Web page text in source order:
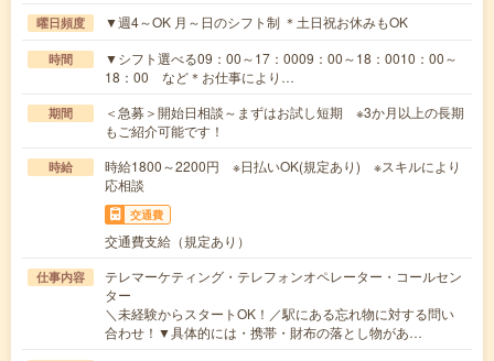
曜日頻度 ▼週4～OK 月～日のシフト制 ＊土日祝お休みもOK
時間
▼シフト選べる09：00～17：0009：00～18：0010：00～
18：00 など＊お仕事により…
期間
＜急募＞開始日相談～まずはお試し短期 ※3か月以上の長期
もご紹介可能です！
時給
時給1800～2200円 ※日払いOK(規定あり) ※スキルにより
応相談
交通費
交通費支給（規定あり）
仕事内容
テレマーケティング・テレフォンオペレーター・コールセン
ター
＼未経験からスタートOK！／駅にある忘れ物に対する問い
合わせ！▼具体的には・携帯・財布の落とし物があ…